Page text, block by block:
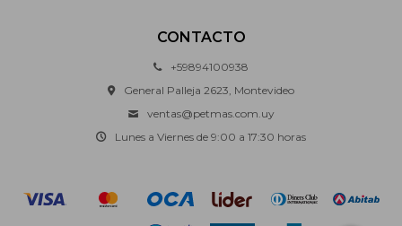
CONTACTO
+59894100938
General Palleja 2623, Montevideo
ventas@petmas.com.uy
Lunes a Viernes de 9:00 a 17:30 horas